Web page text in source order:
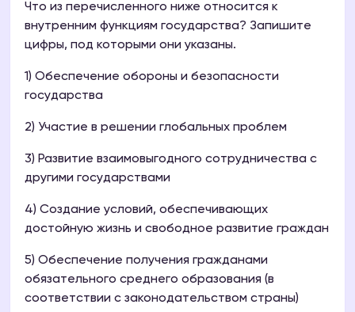
Что из перечисленного ниже относится к
внутренним функциям государства? Запишите
цифры, под которыми они указаны.
1) Обеспечение обороны и безопасности
государства
2) Участие в решении глобальных проблем
3) Развитие взаимовыгодного сотрудничества с
другими государствами
4) Создание условий, обеспечивающих
достойную жизнь и свободное развитие граждан
5) Обеспечение получения гражданами
обязательного среднего образования (в
соответствии с законодательством страны)